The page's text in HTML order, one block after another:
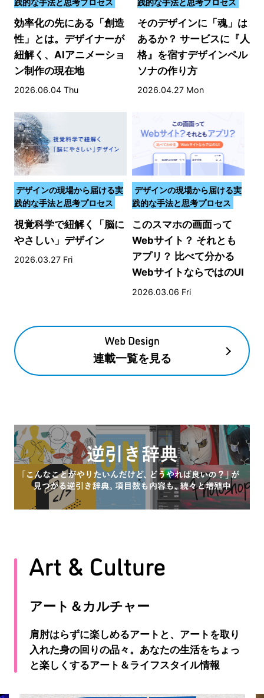
効率化の先にある「創造
性」とは。デザイナーが
紐解く、AIアニメーショ
ン制作の現在地
2026.06.04 Thu
そのデザインに「魂」は
あるか？ サービスに『人
格』を宿すデザインペル
ソナの作り方
2026.04.27 Mon
デザインの現場から届ける実
践的な手法と思考プロセス
視覚科学で紐解く「脳に
やさしい」デザイン
2026.03.27 Fri
デザインの現場から届ける実
践的な手法と思考プロセス
このスマホの画面って
Webサイト？ それとも
アプリ？ 比べて分かる
WebサイトならではのUI
とデザイン
2026.03.06 Fri
連載一覧を見る
アート＆カルチャー
肩肘はらずに楽しめるアートと、アートを取り
入れた身の回りの品々。あなたの生活をちょっ
と楽しくするアート＆ライフスタイル情報